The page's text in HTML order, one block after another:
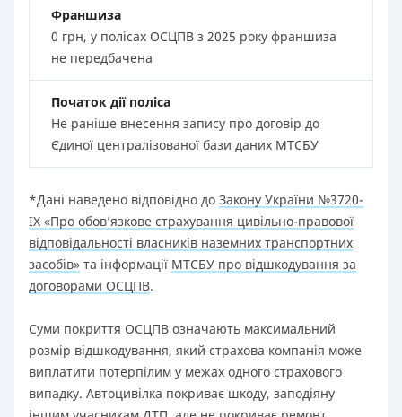
Франшиза
0 грн, у полісах ОСЦПВ з 2025 року франшиза
не передбачена
Початок дії поліса
Не раніше внесення запису про договір до
Єдиної централізованої бази даних МТСБУ
*Дані наведено відповідно до Закону України №3720-
IX «Про обов’язкове страхування цивільно-правової
відповідальності власників наземних транспортних
засобів» та інформації МТСБУ про відшкодування за
договорами ОСЦПВ.
Суми покриття ОСЦПВ означають максимальний
розмір відшкодування, який страхова компанія може
виплатити потерпілим у межах одного страхового
випадку. Автоцивілка покриває шкоду, заподіяну